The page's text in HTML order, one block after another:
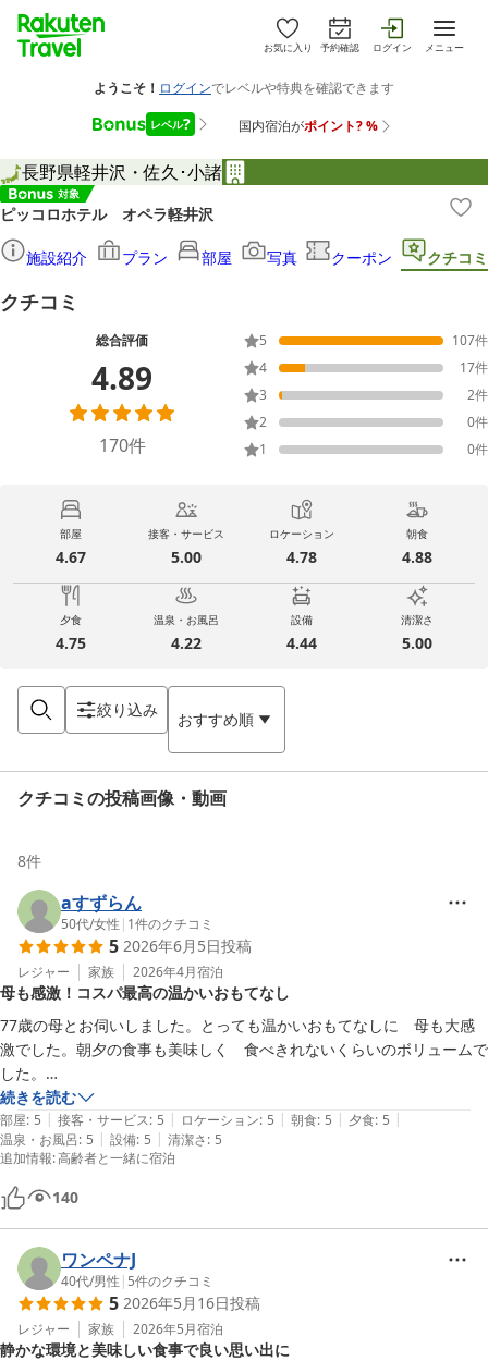
お気に入り 予約確認 ログイン メニュー
長野県軽井沢・佐久･小諸
ピッコロホテル オペラ軽井沢
施設紹介 プラン 部屋 写真 クーポン クチコミ
クチコミ
総合評価
4.89
170件
5 107件
4
17件
3
2件
2
0件
1
0件
部屋
4.67
接客・サービス
5.00
ロケーション
4.78
朝食
4.88
夕食
4.75
温泉・お風呂
4.22
設備
4.44
清潔さ
5.00
絞り込み おすすめ順
クチコミの投稿画像・動画
8件
aすずらん
50代/女性 | 1件のクチコミ
5 2026年6月5日投稿
レジャー 家族 2026年4月宿泊
母も感激！コスパ最高の温かいおもてなし
77歳の母とお伺いしました。とっても温かいおもてなしに　母も大感
激でした。朝夕の食事も美味しく　食べきれないくらいのボリュームで
した。
これまでにないコスパの良さで知り合いにもすすめちゃいました。
コスパの良さに　母からはこんな贅沢高かったでしょ〜申し訳無いなん
て言わてたんですが　パンフレットに料金書かれてて　バレちゃいまし
た（笑
続きを読む
部屋: 5 | 接客・サービス: 5 | ロケーション: 5 | 朝食: 5 | 夕食: 5 |
温泉・お風呂: 5 | 設備: 5 | 清潔さ: 5
追加情報:高齢者と一緒に宿泊
140
ワンペナJ
40代/男性 | 5件のクチコミ
5 2026年5月16日投稿
レジャー 家族 2026年5月宿泊
静かな環境と美味しい食事で良い思い出に